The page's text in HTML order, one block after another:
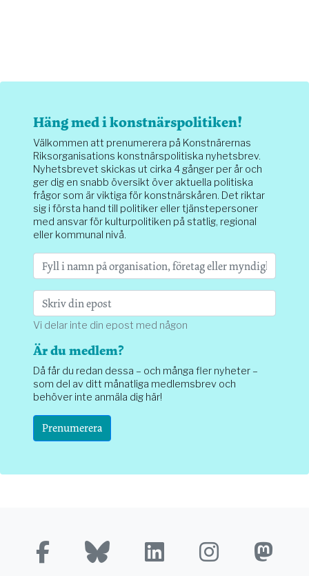
Häng med i konstnärspolitiken!
Välkommen att prenumerera på Konstnärernas
Riksorganisations konstnärspolitiska nyhetsbrev.
Nyhetsbrevet skickas ut cirka 4 gånger per år och
ger dig en snabb översikt över aktuella politiska
frågor som är viktiga för konstnärskåren. Det riktar
sig i första hand till politiker eller tjänstepersoner
med ansvar för kulturpolitiken på statlig, regional
eller kommunal nivå.
Vi delar inte din epost med någon
Är du medlem?
Då får du redan dessa – och många fler nyheter –
som del av ditt månatliga medlemsbrev och
behöver inte anmäla dig här!
Prenumerera